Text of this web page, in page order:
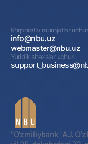
Korporativ murojatlar
info@nbu.uz
webmaster@nbu.uz
Yuridik shaxslar uchun
"O'zmilliybank" AJ.